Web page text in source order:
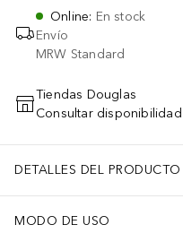
Online: En stock
Envío
MRW Standard
Tiendas Douglas
Consultar
DETALLES DEL PRODUCTO
MODO DE USO